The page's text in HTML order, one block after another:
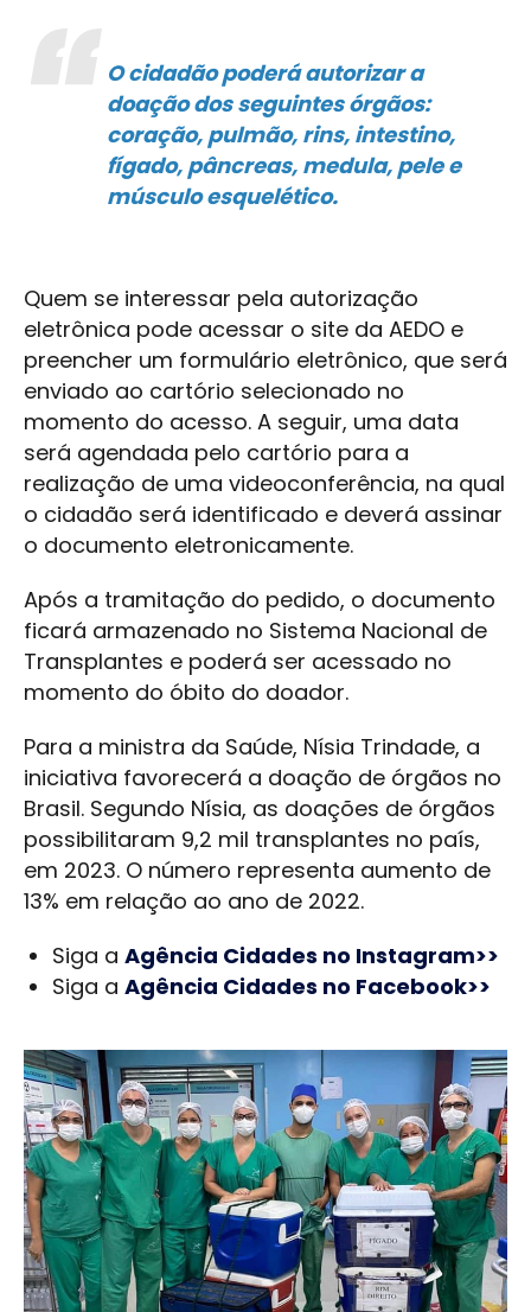
O cidadão poderá autorizar a
doação dos seguintes órgãos:
coração, pulmão, rins, intestino,
fígado, pâncreas, medula, pele e
músculo esquelético.
Quem se interessar pela autorização
eletrônica pode acessar o site da AEDO e
preencher um formulário eletrônico, que será
enviado ao cartório selecionado no
momento do acesso. A seguir, uma data
será agendada pelo cartório para a
realização de uma videoconferência, na qual
o cidadão será identificado e deverá assinar
o documento eletronicamente.
Após a tramitação do pedido, o documento
ficará armazenado no Sistema Nacional de
Transplantes e poderá ser acessado no
momento do óbito do doador.
Para a ministra da Saúde, Nísia Trindade, a
iniciativa favorecerá a doação de órgãos no
Brasil. Segundo Nísia, as doações de órgãos
possibilitaram 9,2 mil transplantes no país,
em 2023. O número representa aumento de
13% em relação ao ano de 2022.
Siga a Agência Cidades no Instagram>>
Siga a Agência Cidades no Facebook>>